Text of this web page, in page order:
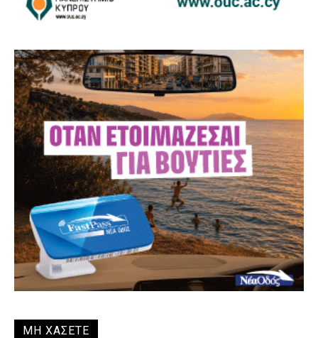
ΜΗ ΧΑΣΕΤΕ